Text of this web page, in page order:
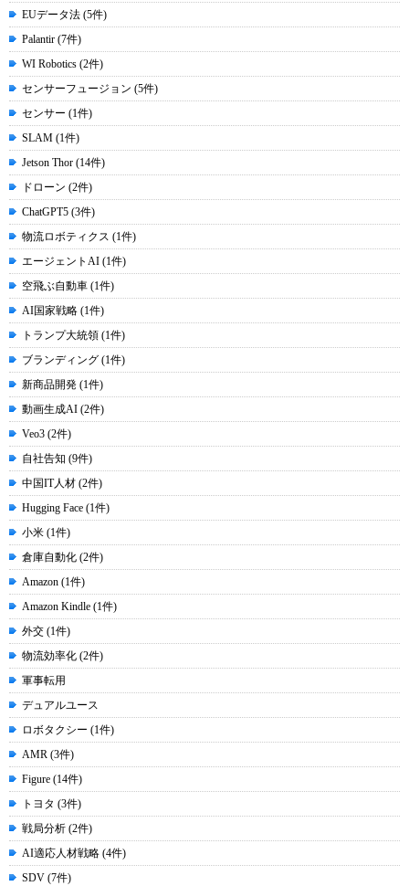
EUデータ法 (5件)
Palantir (7件)
WI Robotics (2件)
センサーフュージョン (5件)
センサー (1件)
SLAM (1件)
Jetson Thor (14件)
ドローン (2件)
ChatGPT5 (3件)
物流ロボティクス (1件)
エージェントAI (1件)
空飛ぶ自動車 (1件)
AI国家戦略 (1件)
トランプ大統領 (1件)
ブランディング (1件)
新商品開発 (1件)
動画生成AI (2件)
Veo3 (2件)
自社告知 (9件)
中国IT人材 (2件)
Hugging Face (1件)
小米 (1件)
倉庫自動化 (2件)
Amazon (1件)
Amazon Kindle (1件)
外交 (1件)
物流効率化 (2件)
軍事転用
デュアルユース
ロボタクシー (1件)
AMR (3件)
Figure (14件)
トヨタ (3件)
戦局分析 (2件)
AI適応人材戦略 (4件)
SDV (7件)